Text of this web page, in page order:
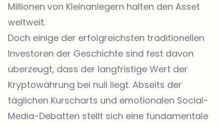
Millionen von Kleinanlegern halten den Asset
weltweit.
Doch einige der erfolgreichsten traditionellen
Investoren der Geschichte sind fest davon
überzeugt, dass der langfristige Wert der
Kryptowährung bei null liegt. Abseits der
täglichen Kurscharts und emotionalen Social-
Media-Debatten stellt sich eine fundamentale